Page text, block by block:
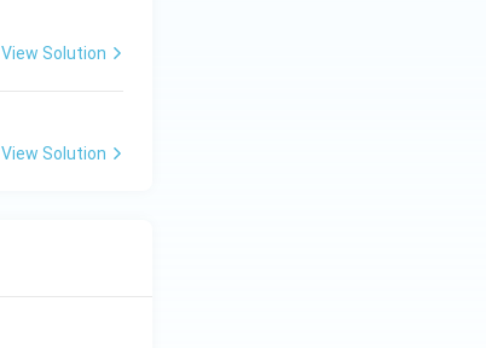
View Solution
View Solution